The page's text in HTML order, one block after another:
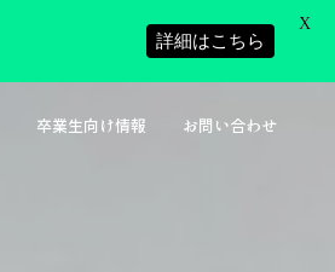
卒業生向け情報 お問い合わせ
詳細はこちら
X